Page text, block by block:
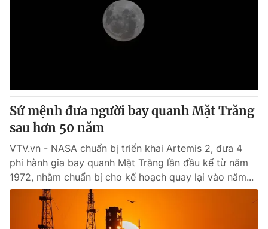
Bất động sản
VTV4
VTV9 VTV8
Liên hệ tòa soạn English
THỜI BÁO VTV
Sứ mệnh đưa người bay quanh Mặt Trăng
sau hơn 50 năm
VTV.vn - NASA chuẩn bị triển khai Artemis 2, đưa 4
phi hành gia bay quanh Mặt Trăng lần đầu kể từ năm
1972, nhằm chuẩn bị cho kế hoạch quay lại vào năm...